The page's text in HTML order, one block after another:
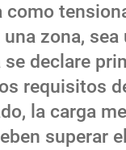
como
zona, sea
declare
requisitos
la carga
superar